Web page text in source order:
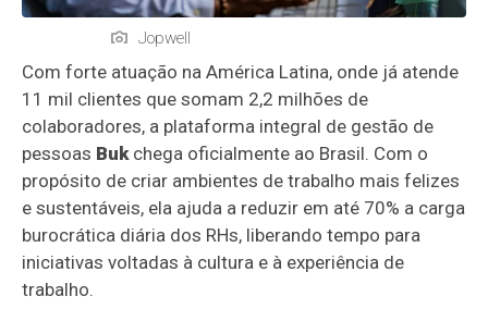
Jopwell
Com forte atuação na América Latina, onde já atende
11 mil clientes que somam 2,2 milhões de
colaboradores, a plataforma integral de gestão de
pessoas Bukchega oficialmente ao Brasil. Com o
propósito de criar ambientes de trabalho mais felizes
e sustentáveis, ela ajuda a reduzir em até 70% a carga
burocrática diária dos RHs, liberando tempo para
iniciativas voltadas à cultura e à experiência de
trabalho.